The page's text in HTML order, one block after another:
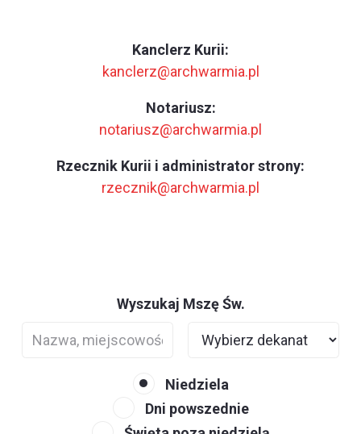
Kanclerz Kurii:
kanclerz@archwarmia.pl
Notariusz:
notariusz@archwarmia.pl
Rzecznik Kurii i administrator strony:
rzecznik@archwarmia.pl
Wyszukaj Mszę Św.
Niedziela
Dni powszednie